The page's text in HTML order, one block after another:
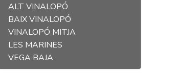
ALT VINALOPÓ
BAIX VINALOPÓ
VINALOPÓ MITJA
LES MARINES
VEGA BAJA